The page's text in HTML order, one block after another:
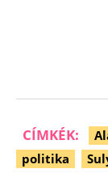
CÍMKÉK:
politika